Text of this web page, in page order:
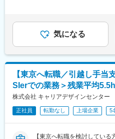
大量データ（数千万レコード
DB：Oracle、SQL Server
OS：Linux
（3） 化粧品会社の通販事業
既存DBおよびSalesforce
守・改修
既存データ構造をもとにした
DB：PostgreSQL、BigQuery
インフラ：AWS、GCP
BI：Tableau、KI（キーエン
■案件アサイン
■プロジェクト事例
（1） 日本最大級ECモール
開発
担当：バックエンド開発
言語：PHP
FW：Laravel
DB：MySQL
インフラ：AWS
担当：フロント & サーバーサ
上実績に合わせた評価項目を
給41.5万円／年収676万円賃
選考を通じて上下する可能
含めた表記です。
気になる
【東京へ転職／引越し手当
SIerでの業務＞残業平均
株式会社 キャリアデザインセンター
正社員 転勤なし 上場企業 5
【東京へ転職を検討してい